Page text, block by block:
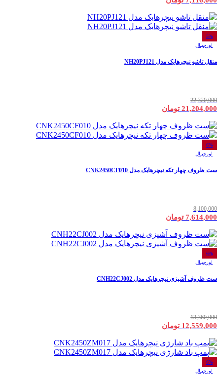
5%
اورجینال
منقل تاشو نیچرهایک مدل NH20PJ121
22,320,000
21,204,000 تومان
6%
اورجینال
ست ظروف چهار تکه نیچرهایک مدل CNK2450CF010
8,100,000
7,614,000 تومان
6%
اورجینال
ست ظروف آشپزی نیچرهایک مدل CNH22CJ002
13,360,000
12,559,000 تومان
6%
اورجینال